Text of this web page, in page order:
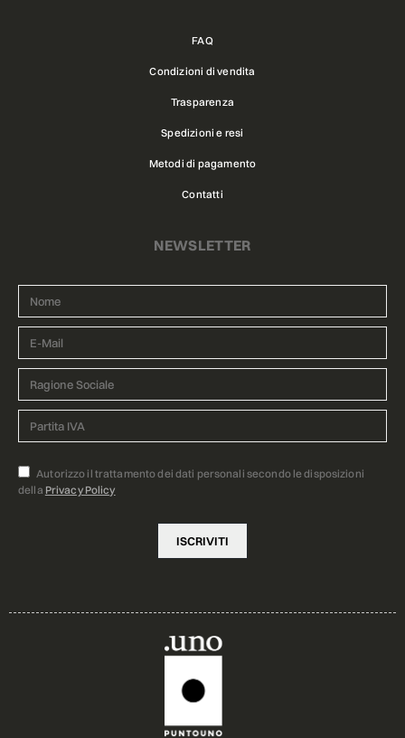
FAQ
Condizioni di vendita
Trasparenza
Spedizioni e resi
Metodi di pagamento
Contatti
NEWSLETTER
Autorizzo il trattamento dei dati personali secondo le disposizioni
della Privacy Policy